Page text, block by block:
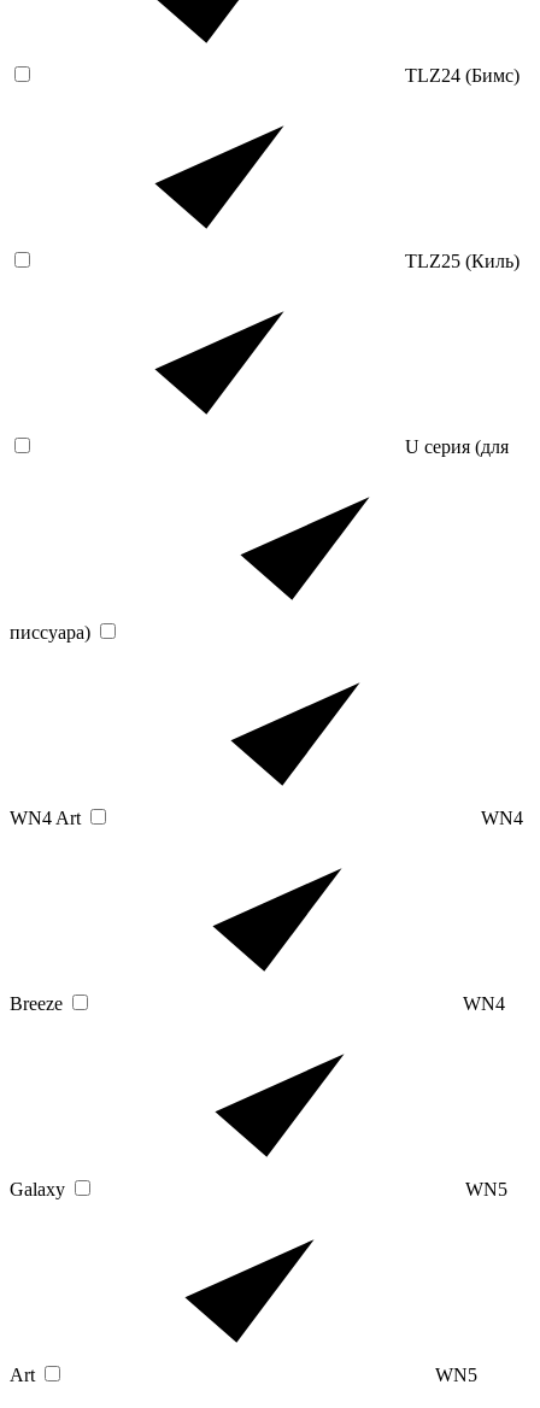
TLZ24 (Бимс)
TLZ25 (Киль)
U серия (для
писсуара)
WN4 Art WN4
Breeze WN4
Galaxy WN5
Art WN5